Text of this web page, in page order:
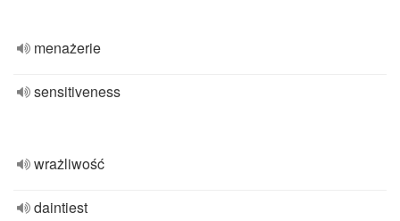
menażerie
sensitiveness
wrażliwość
daintiest